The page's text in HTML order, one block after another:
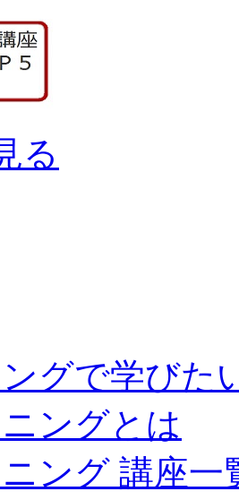
る
グで学びた
ングとは
ング 講座一